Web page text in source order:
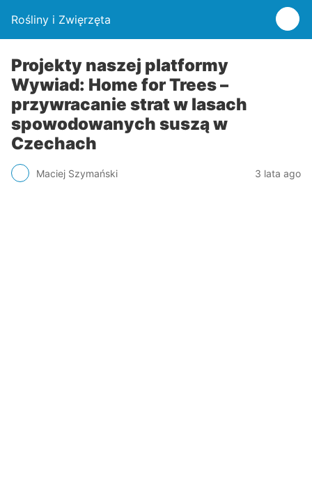
Rośliny i Zwięrzęta
Projekty naszej platformy
Wywiad: Home for Trees –
przywracanie strat w lasach
spowodowanych suszą w
Czechach
Maciej Szymański 3 lata ago